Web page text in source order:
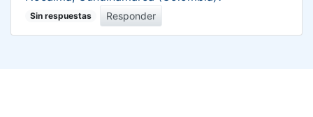
Sin respuestas Responder